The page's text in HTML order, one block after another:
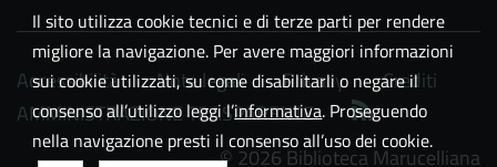
Accessibilità Note legali Privacy
Crediti
AMMINISTRAZIONE TRASPARENTE
© 2026 Biblioteca Marucelliana
Il sito utilizza cookie tecnici e di terze parti per rendere
migliore la navigazione. Per avere maggiori informazioni
sui cookie utilizzati, su come disabilitarli o negare il
consenso all’utilizzo leggi l’informativa. Proseguendo
nella navigazione presti il consenso all’uso dei cookie.